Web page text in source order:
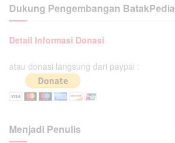
Dukung Pengembangan BatakPedia
Detail Informasi Donasi
atau donasi langsung dari paypal :
Menjadi Penulis